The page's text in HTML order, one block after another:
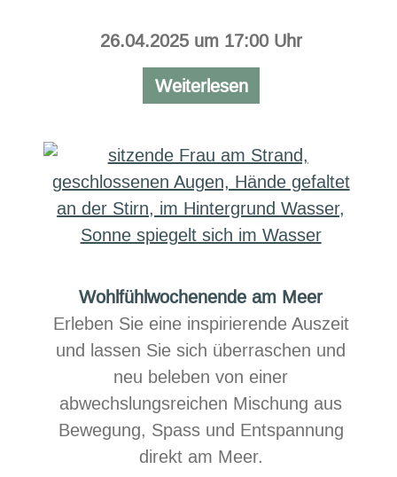
26.04.2025 um 17:00 Uhr
WeiterlesenTheater-
und
Wohlfühlwochenende am Meer
Erleben Sie eine inspirierende Auszeit
und lassen Sie sich überraschen und
neu beleben von einer
abwechslungsreichen Mischung aus
Bewegung, Spass und Entspannung
direkt am Meer.